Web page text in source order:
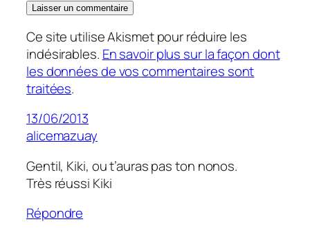
Ce site utilise Akismet pour réduire les
indésirables. En savoir plus sur la façon dont
les données de vos commentaires sont
traitées.
13/06/2013
alicemazuay
Gentil, Kiki, ou t’auras pas ton nonos.
Très réussi Kiki
Répondre